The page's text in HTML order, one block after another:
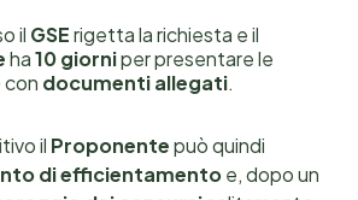
il GSErigetta la richiesta e il
ha10 giorniper presentare le
con documenti allegati.
il Proponentepuò quindi
di efficientamentoe, dopo un